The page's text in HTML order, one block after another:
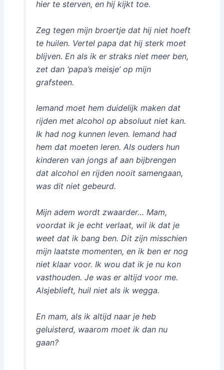
hier te sterven, en hij kijkt toe.
Zeg tegen mijn broertje dat hij niet hoeft
te huilen. Vertel papa dat hij sterk moet
blijven. En als ik er straks niet meer ben,
zet dan ‘papa’s meisje’ op mijn
grafsteen.
Iemand moet hem duidelijk maken dat
rijden met alcohol op absoluut niet kan.
Ik had nog kunnen leven. Iemand had
hem dat moeten leren. Als ouders hun
kinderen van jongs af aan bijbrengen
dat alcohol en rijden nooit samengaan,
was dit niet gebeurd.
Mijn adem wordt zwaarder… Mam,
voordat ik je echt verlaat, wil ik dat je
weet dat ik bang ben. Dit zijn misschien
mijn laatste momenten, en ik ben er nog
niet klaar voor. Ik wou dat ik je nu kon
vasthouden. Je was er altijd voor me.
Alsjeblieft, huil niet als ik wegga.
En mam, als ik altijd naar je heb
geluisterd, waarom moet ik dan nu
gaan?